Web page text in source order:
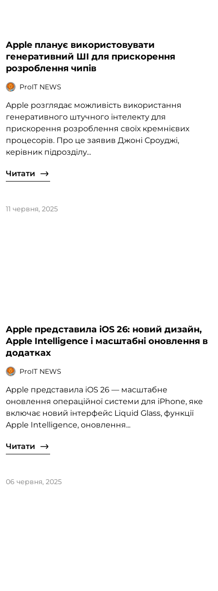
Apple планує використовувати
генеративний ШІ для прискорення
розроблення чипів
ProIT NEWS
Apple розглядає можливість використання
генеративного штучного інтелекту для
прискорення розроблення своїх кремнієвих
процесорів. Про це заявив Джоні Сроуджі,
керівник підрозділу...
Читати
11 червня, 2025
Apple представила iOS 26: новий дизайн,
Apple Intelligence і масштабні оновлення в
додатках
ProIT NEWS
Apple представила iOS 26 — масштабне
оновлення операційної системи для iPhone, яке
включає новий інтерфейс Liquid Glass, функції
Apple Intelligence, оновлення...
Читати
06 червня, 2025